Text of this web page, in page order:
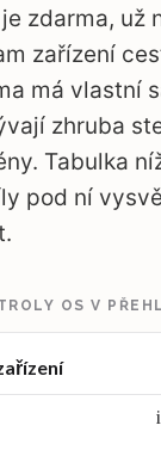
zdarma, už
zařízení
má vlastní
zhruba
Tabulka
pod ní
OS V